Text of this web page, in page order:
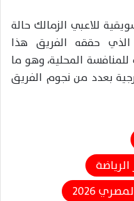
للاعبي الزمالك حالة
الذي حققه الفريق هذا
المحلية، وهو ما
بعدد من نجوم الفريق
الرياضة
2026